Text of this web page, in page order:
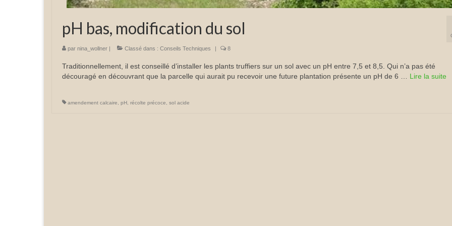
pH bas, modification du sol
par nina_wollner | Classé dans : Conseils Techniques | 8
Traditionnellement, il est conseillé d’installer les plants truffiers sur un sol avec un pH entre 7,5 et 8,5. Qui n’a pas été
découragé en découvrant que la parcelle qui aurait pu recevoir une future plantation présente un pH de 6 … Lire la suite­­
amendement calcaire pH récolte précoce sol acide